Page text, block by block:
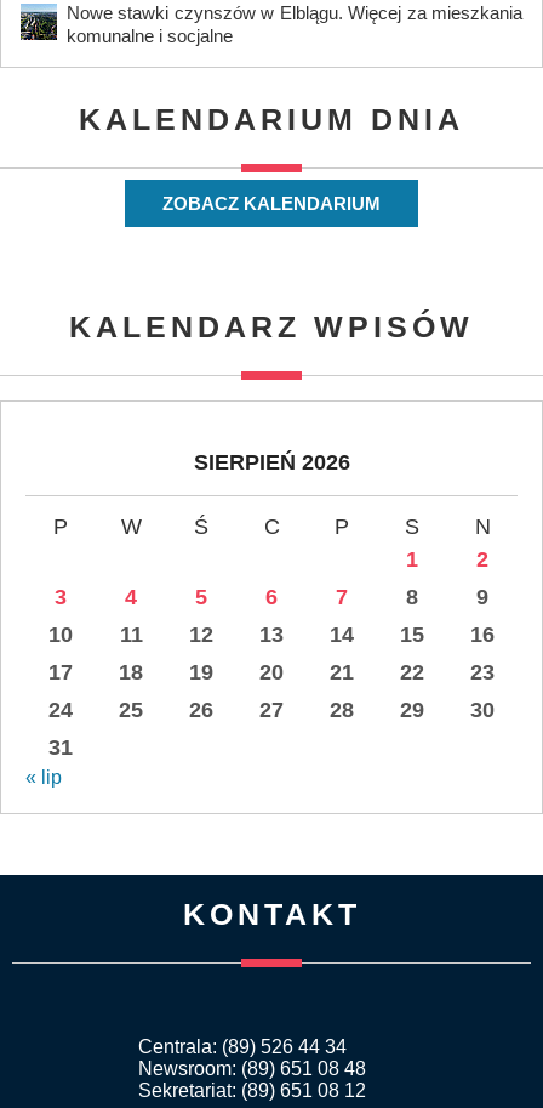
Nowe stawki czynszów w Elblągu. Więcej za mieszkania
komunalne i socjalne
KALENDARIUM DNIA
ZOBACZ KALENDARIUM
KALENDARZ WPISÓW
SIERPIEŃ 2026
P W Ś C P S
N
1
2
3
4 5 6 7 8
9
10
11 12 13 14 15
16
17
18 19 20 21 22
23
24
25 26 27 28 29
30
31
« lip
KONTAKT
Centrala: (89) 526 44 34
Newsroom: (89) 651 08 48
Sekretariat: (89) 651 08 12